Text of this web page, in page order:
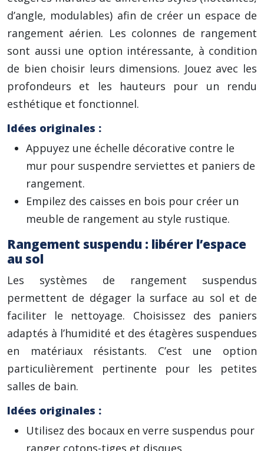
d’angle, modulables) afin de créer un espace de
rangement aérien. Les colonnes de rangement
sont aussi une option intéressante, à condition
de bien choisir leurs dimensions. Jouez avec les
profondeurs et les hauteurs pour un rendu
esthétique et fonctionnel.
Idées originales :
Appuyez une échelle décorative contre le
mur pour suspendre serviettes et paniers de
rangement.
Empilez des caisses en bois pour créer un
meuble de rangement au style rustique.
Rangement suspendu : libérer l’espace
au sol
Les systèmes de rangement suspendus
permettent de dégager la surface au sol et de
faciliter le nettoyage. Choisissez des paniers
adaptés à l’humidité et des étagères suspendues
en matériaux résistants. C’est une option
particulièrement pertinente pour les petites
salles de bain.
Idées originales :
Utilisez des bocaux en verre suspendus pour
ranger cotons-tiges et disques